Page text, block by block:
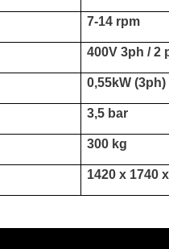
7-14 rpm
400V 3ph / 2
0,55kW (3ph)
3,5 bar
300 kg
1420 x 1740